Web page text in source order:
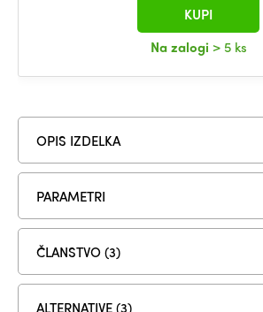
Na zalogi > 5 ks
KUPI
OPIS IZDELKA
PARAMETRI
ČLANSTVO (3)
ALTERNATIVE (3)